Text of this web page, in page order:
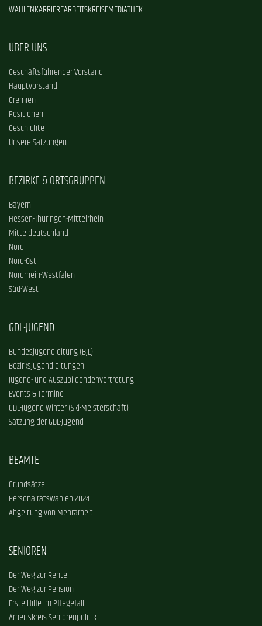
WAHLENKARRIEREARBEITSKREISEMEDIATHEK
ÜBER UNS
Geschäftsführender Vorstand
Hauptvorstand
Gremien
Positionen
Geschichte
Unsere Satzungen
BEZIRKE & ORTSGRUPPEN
Bayern
Hessen-Thüringen-Mittelrhein
Mitteldeutschland
Nord
Nord-Ost
Nordrhein-Westfalen
Süd-West
GDL-JUGEND
Bundesjugendleitung (BJL)
Bezirksjugendleitungen
Jugend- und Auszubildendenvertretung
Events & Termine
GDL-Jugend Winter (Ski-Meisterschaft)
Satzung der GDL-Jugend
BEAMTE
Grundsätze
Personalratswahlen 2024
Abgeltung von Mehrarbeit
SENIOREN
Der Weg zur Rente
Der Weg zur Pension
Erste Hilfe im Pflegefall
Arbeitskreis Seniorenpolitik